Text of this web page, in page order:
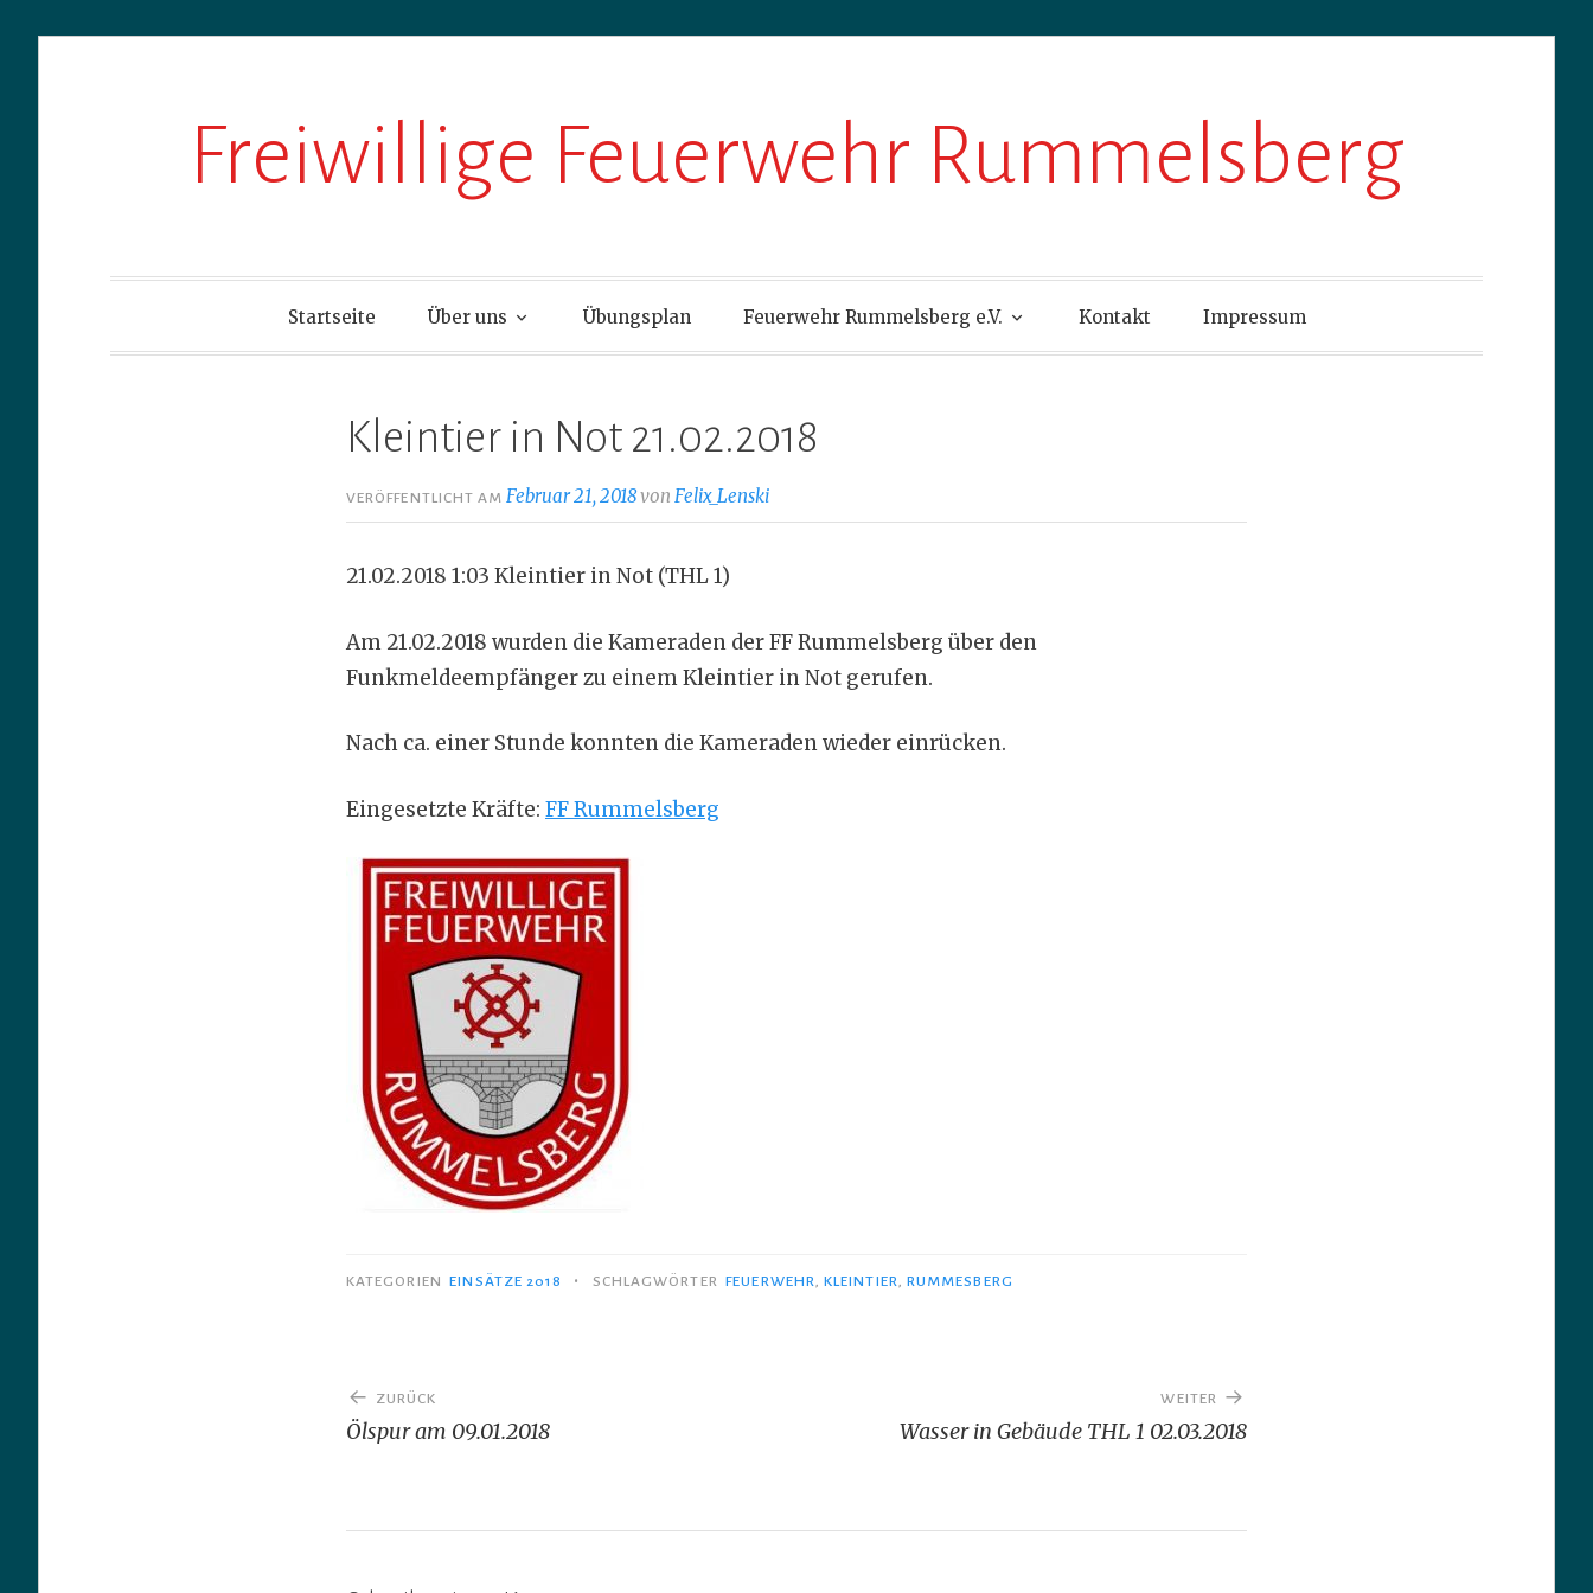
Freiwillige Feuerwehr Rummelsberg
Startseite Über uns Übungsplan Feuerwehr Rummelsberg e.V. Kontakt Impressum
Kleintier in Not 21.02.2018
VERÖFFENTLICHT AMFebruar 21, 2018vonFelix_Lenski
21.02.2018 1:03 Kleintier in Not (THL 1)
Am 21.02.2018 wurden die Kameraden der FF Rummelsberg über den
Funkmeldeempfänger zu einem Kleintier in Not gerufen.
Nach ca. einer Stunde konnten die Kameraden wieder einrücken.
Eingesetzte Kräfte: FF Rummelsberg
KATEGORIEN EINSÄTZE 2018 • SCHLAGWÖRTER FEUERWEHR ,KLEINTIER RUMMESBERG
Beitragsnavigation
ZURÜCK
Ölspur am 09.01.2018
WEITER
Wasser in Gebäude THL 1 02.03.2018